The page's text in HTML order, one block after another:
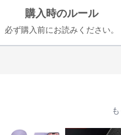
購入時のルール
必ず購入前にお読みください。